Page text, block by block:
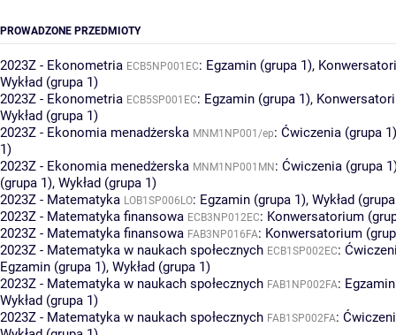
PROWADZONE PRZEDMIOTY
2023Z - Ekonometria ECB5NP001EC: Egzamin (grupa 1),
Wykład (grupa 1)
2023Z - Ekonometria ECB5SP001EC: Egzamin (grupa 1),
Wykład (grupa 1)
2023Z - Ekonomia menadżerska MNM1NP001/ep: Ćwiczenia (grupa 1)
1)
2023Z - Ekonomia menedżerska MNM1NP001MN : Ćwiczenia (grupa
(grupa 1), Wykład (grupa 1)
2023Z - Matematyka LOB1SP006LO: Egzamin (grupa 1), Wykład
2023Z - Matematyka finansowa ECB3NP012EC: Konwersatorium
2023Z - Matematyka finansowa FAB3NP016FA: Konwersatorium
2023Z - Matematyka w naukach społecznych ECB1SP002EC:
Egzamin (grupa 1), Wykład (grupa 1)
2023Z - Matematyka w naukach społecznych FAB1NP002FA:
Wykład (grupa 1)
2023Z - Matematyka w naukach społecznych FAB1SP002FA: